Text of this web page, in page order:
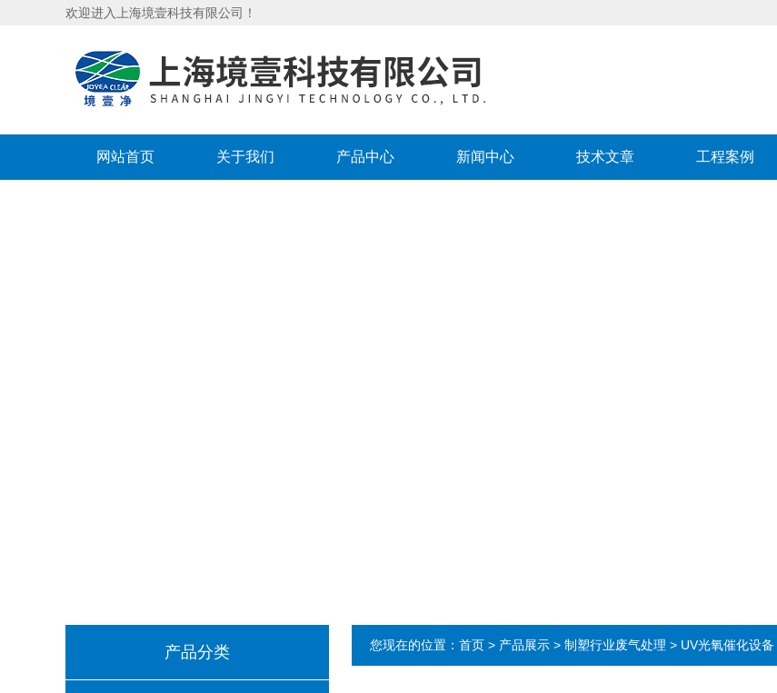
欢迎进入上海境壹科技有限公司！
网站首页 关于我们 产品中心 新闻中心 技术文章 工程案例
产品分类 您现在的位置： 首页 > 产品展示 > 制塑行业废气处理 > UV光氧催化设备